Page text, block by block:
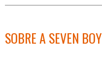
SOBRE A SEVEN